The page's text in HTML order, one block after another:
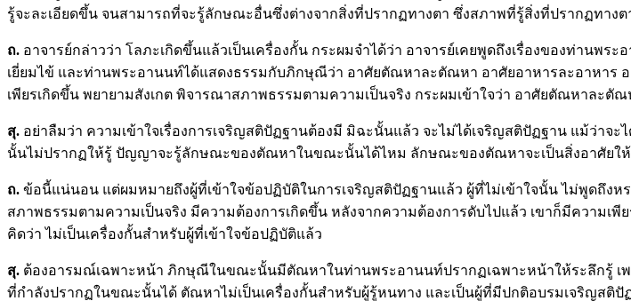
รู้จะละเอียดขึ้น จนสามารถที่จะรู้ลักษณะอื่นซึ่งต่างจากสิ่งที่ปรากฏทางตา ซึ่งสภาพที่รู้สิ่งที่ปรากฏทาง
ถ. อาจารย์กล่าวว่า โลภะเกิดขึ้นแล้วเป็นเครื่องกั้น กระผมจำได้ว่า อาจารย์เคยพูดถึงเรื่องของท่า
เยี่ยมไข้ และท่านพระอานนท์ได้แสดงธรรมกับภิกษุณีว่า อาศัยตัณหาละตัณหา อาศัยอาหารละอาหาร
เพียรเกิดขึ้น พยายามสังเกต พิจารณาสภาพธรรมตามความเป็นจริง กระผมเข้าใจว่า อาศัยตัณหาละตัณ
สุ. อย่าลืมว่า ความเข้าใจเรื่องการเจริญสติปัฏฐานต้องมี มิฉะนั้นแล้ว จะไม่ได้เจริญสติปัฏฐาน แม้
นั้นไม่ปรากฏให้รู้ ปัญญาจะรู้ลักษณะของตัณหาในขณะนั้นได้ไหม ลักษณะของตัณหาจะเป็นสิ่งอาศัยใ
ถ. ข้อนี้แน่นอน แต่ผมหมายถึงผู้ที่เข้าใจข้อปฏิบัติในการเจริญสติปัฏฐานแล้ว ผู้ที่ไม่เข้าใจนั้น ไม่พูดถึงห
สภาพธรรมตามความเป็นจริง มีความต้องการเกิดขึ้น หลังจากความต้องการดับไปแล้ว เขาก็มีความ
คิดว่า ไม่เป็นเครื่องกั้นสำหรับผู้ที่เข้าใจข้อปฏิบัติแล้ว
สุ. ต้องอารมณ์เฉพาะหน้า ภิกษุณีในขณะนั้นมีตัณหาในท่านพระอานนท์ปรากฏเฉพาะหน้าให้ระลึกรู้ เ
ที่กำลังปรากฏในขณะนั้นได้ ตัณหาไม่เป็นเครื่องกั้นสำหรับผู้รู้หนทาง และเป็นผู้ที่มีปกติอบรมเจริญสติ